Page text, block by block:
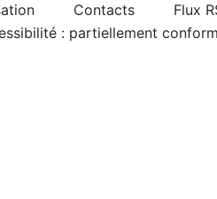
Contacts
Flux
: partiellement